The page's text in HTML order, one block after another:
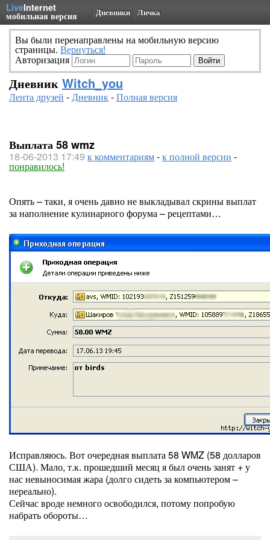
LiveInternet
мобильная версия Дневники Личка
Вы были перенаправлены на мобильную версию
страницы. Вернуться!
Авторизация
Дневник Witch_you
Лента друзей -Дневник-Полная версия
Выплата 58 wmz
18-06-2013 17:49 к комментариям-к полной версии -
понравилось!
Опять – таки, я очень давно не выкладывал скрины выплат
за наполнение кулинарного форума – рецептами…
Исправляюсь. Вот очередная выплата 58 WMZ (58 долларов
США). Мало, т.к. прошедший месяц я был очень занят + у
нас невыносимая жара (долго сидеть за компьютером –
нереально).
Сейчас вроде немного освободился, потому попробую
набрать обороты…